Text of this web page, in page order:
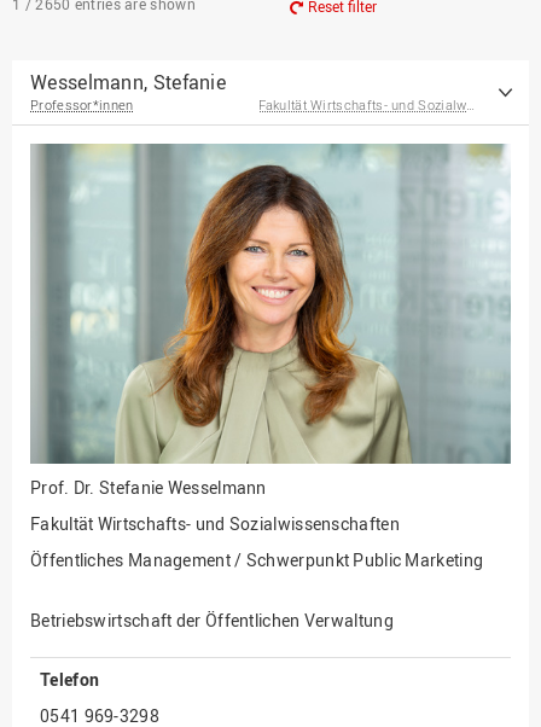
EU-Büro
Fakultät
Agrarwissenschaften und
Landschaftsarchitektur
Fakultät
Ingenieurwissenschaften
Fakultät Management,
Kultur und Technik
Fakultät Wirtschafts- und
Sozialwissenschaften
Finanzen
Forschung, Kooperation,
Drittmittel
Gebäude und Technik
Gesellschaftliches
Gleichstellungsbüro
Hochschulleitung
Reset filter
Wesselmann, Stefanie
Professor*innen
Prof. Dr. Stefanie Wesselmann
Fakultät Wirtschafts- und Sozialwissenschaften
Öffentliches Management / Schwerpunkt Public Marketing
Betriebswirtschaft der Öffentlichen Verwaltung
Telefon
0541 969-3298